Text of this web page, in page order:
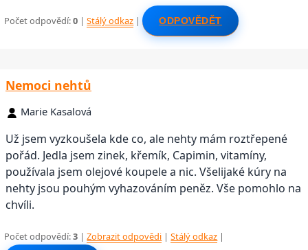
Počet odpovědí:0 |Stálý odkaz | ODPOVĚDĚT
Nemoci nehtů
Marie Kasalová
Už jsem vyzkoušela kde co, ale nehty mám roztřepené
pořád. Jedla jsem zinek, křemík, Capimin, vitamíny,
používala jsem olejové koupele a nic. Všelijaké kúry na
nehty jsou pouhým vyhazováním peněz. Vše pomohlo na
chvíli.
Počet odpovědí:3 |Zobrazit odpovědi |Stálý odkaz |